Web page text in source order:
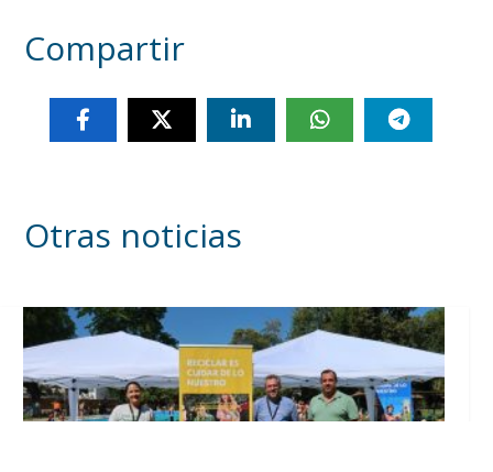
Compartir
Otras noticias